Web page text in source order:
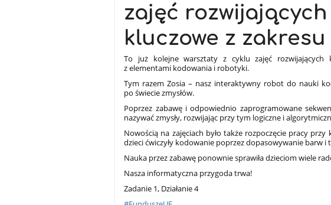
zajęć
kluczowe z
To już kolejne warsztaty z cyklu zajęć rozwijających
z elementami kodowania i robotyki.
Tym razem Zosia – nasz interaktywny robot do nauki
po świecie zmysłów.
Poprzez zabawę i odpowiednio zaprogramowane
nazywać zmysły, rozwijając przy tym logiczne i
Nowością na zajęciach było także rozpoczęcie pracy
dzieci ćwiczyły kodowanie poprzez dopasowywanie barw
Nauka przez zabawę ponownie sprawiła dzieciom wiele
Nasza informatyczna przygoda trwa!
Zadanie 1, Działanie 4